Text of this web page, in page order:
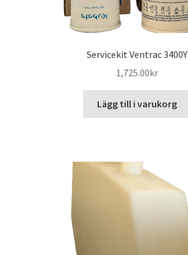
Servicekit Ventrac 3400Y
1,725.00kr
Lägg till i varukorg